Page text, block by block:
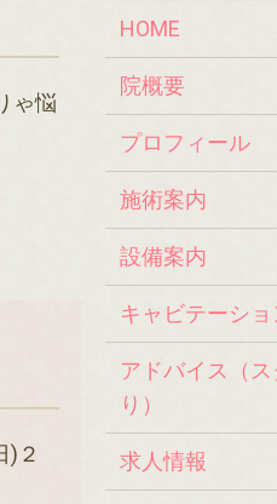
ゃ悩
)２
HOME
院概要
プロフィール
施術案内
設備案内
キャビテーショ
アドバイス（ス
り）
求人情報